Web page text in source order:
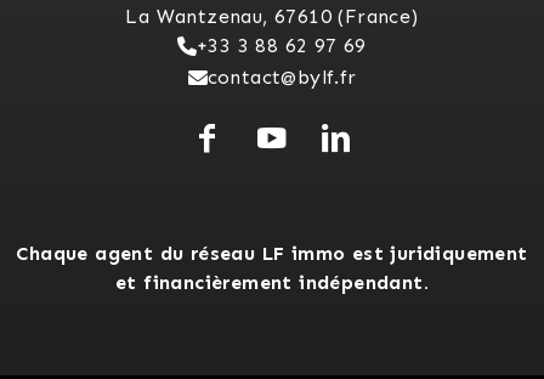
La Wantzenau, 67610 (France)
+33 3 88 62 97 69
contact@bylf.fr
Chaque agent du réseau LF immo est juridiquement
et financièrement indépendant.